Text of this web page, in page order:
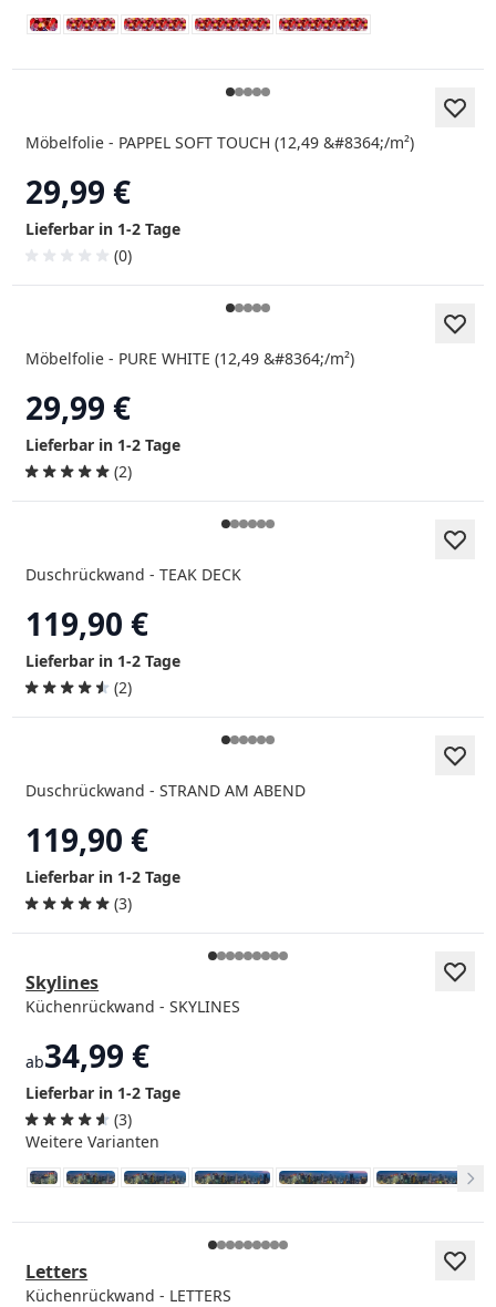
Möbelfolie - PAPPEL SOFT TOUCH (12,49 &#8364;/m²)
29,99 €
Lieferbar in 1-2 Tage
(0)
Möbelfolie - PURE WHITE (12,49 &#8364;/m²)
29,99 €
Lieferbar in 1-2 Tage
(2)
Duschrückwand - TEAK DECK
119,90 €
Lieferbar in 1-2 Tage
(2)
Duschrückwand - STRAND AM ABEND
119,90 €
Lieferbar in 1-2 Tage
(3)
Skylines
Küchenrückwand - SKYLINES
ab34,99 €
Lieferbar in 1-2 Tage
(3)
Weitere Varianten
Letters
Küchenrückwand - LETTERS